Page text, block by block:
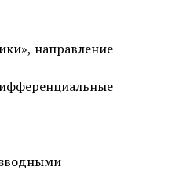
направление